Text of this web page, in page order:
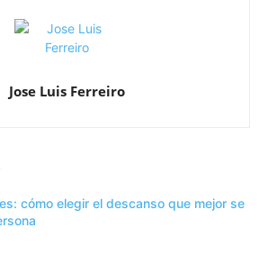
Jose Luis Ferreiro
cómo elegir el descanso que mejor se